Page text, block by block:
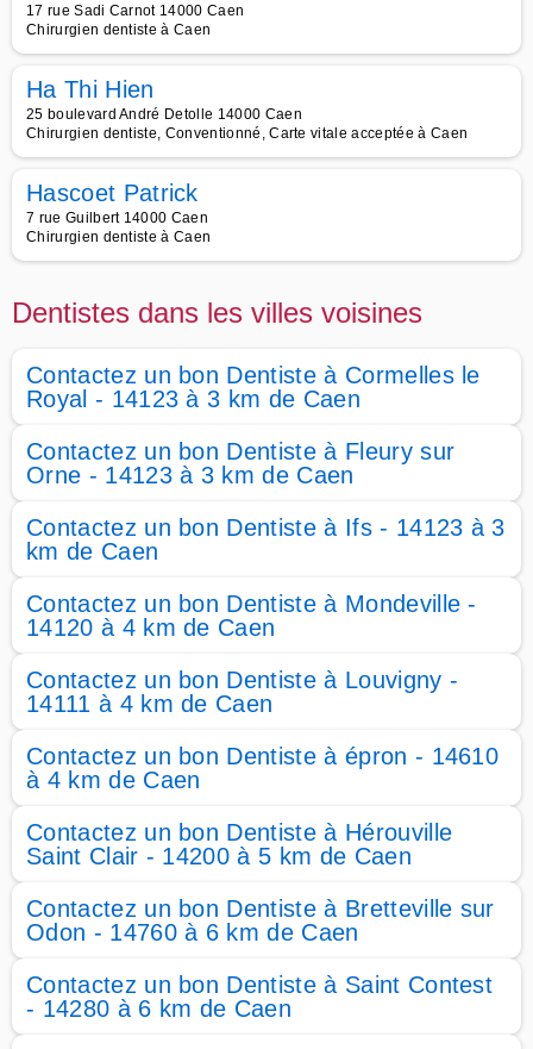
17 rue Sadi Carnot 14000 Caen
Chirurgien dentiste à Caen
Ha Thi Hien
25 boulevard André Detolle 14000 Caen
Chirurgien dentiste, Conventionné, Carte vitale acceptée à Caen
Hascoet Patrick
7 rue Guilbert 14000 Caen
Chirurgien dentiste à Caen
Dentistes dans les villes voisines
Contactez un bon Dentiste à Cormelles le
Royal - 14123 à 3 km de Caen
Contactez un bon Dentiste à Fleury sur
Orne - 14123 à 3 km de Caen
Contactez un bon Dentiste à Ifs - 14123 à 3
km de Caen
Contactez un bon Dentiste à Mondeville -
14120 à 4 km de Caen
Contactez un bon Dentiste à Louvigny -
14111 à 4 km de Caen
Contactez un bon Dentiste à épron - 14610
à 4 km de Caen
Contactez un bon Dentiste à Hérouville
Saint Clair - 14200 à 5 km de Caen
Contactez un bon Dentiste à Bretteville sur
Odon - 14760 à 6 km de Caen
Contactez un bon Dentiste à Saint Contest
- 14280 à 6 km de Caen